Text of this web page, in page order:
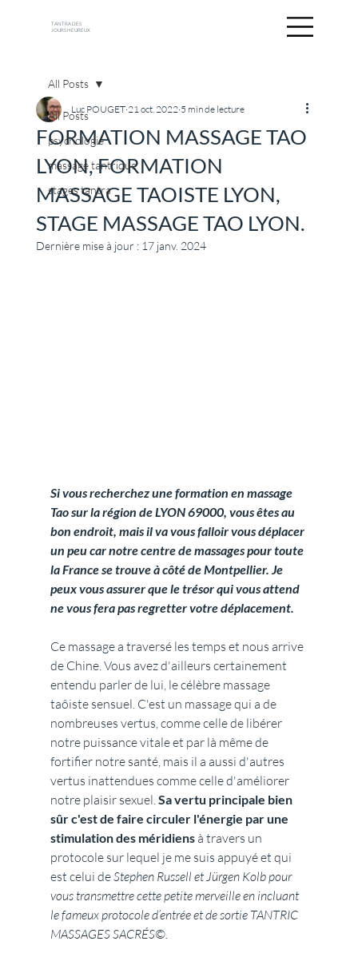
TANTRA DES
JOURS HEUREUX
All Posts
psychologie
massage tantrique
stages tantra
All Posts
FORMATION MASSAGE TAO
LYON, FORMATION
MASSAGE TAOISTE LYON,
STAGE MASSAGE TAO LYON.
Luc POUGET 21 oct. 2022 5 min de lecture
Dernière mise à jour : 17 janv. 2024
Si vous recherchez une formation en massage
Tao sur la région de LYON 69000, vous êtes au
bon endroit, mais il va vous falloir vous déplacer
un peu car notre centre de massages pour toute
la France se trouve à côté de Montpellier. Je
peux vous assurer que le trésor qui vous attend
ne vous fera pas regretter votre déplacement.
Ce massage a traversé les temps et nous arrive
de Chine. Vous avez d'ailleurs certainement
entendu parler de lui, le célèbre massage
taôiste sensuel. C'est un massage qui a de
nombreuses vertus, comme celle de libérer
notre puissance vitale et par là même de
fortifier notre santé, mais il a aussi d'autres
vertus inattendues comme celle d'améliorer
notre plaisir sexuel. Sa vertu principale bien
sûr c'est de faire circuler l'énergie par une
stimulation des méridiens à travers un
protocole sur lequel je me suis appuyé et qui
est celui de Stephen Russell et Jürgen Kolb pour
vous transmettre cette petite merveille en incluant
le fameux protocole d’entrée et de sortie TANTRIC
MASSAGES SACRÉS©.